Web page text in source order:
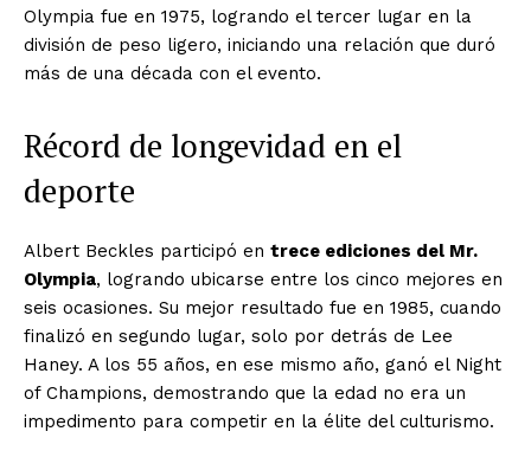
Olympia fue en 1975, logrando el tercer lugar en la
división de peso ligero, iniciando una relación que duró
más de una década con el evento.
Récord de longevidad en el
deporte
Albert Beckles participó en trece ediciones del Mr.
Olympia, logrando ubicarse entre los cinco mejores en
seis ocasiones. Su mejor resultado fue en 1985, cuando
finalizó en segundo lugar, solo por detrás de Lee
Haney. A los 55 años, en ese mismo año, ganó el Night
of Champions, demostrando que la edad no era un
impedimento para competir en la élite del culturismo.